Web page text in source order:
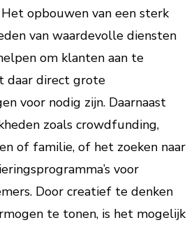
opbouwen van een sterk
van waardevolle diensten
om klanten aan te
daar direct grote
voor nodig zijn. Daarnaast
zoals crowdfunding,
of familie, of het zoeken naar
voor
Door creatief te denken
te tonen, is het mogelijk